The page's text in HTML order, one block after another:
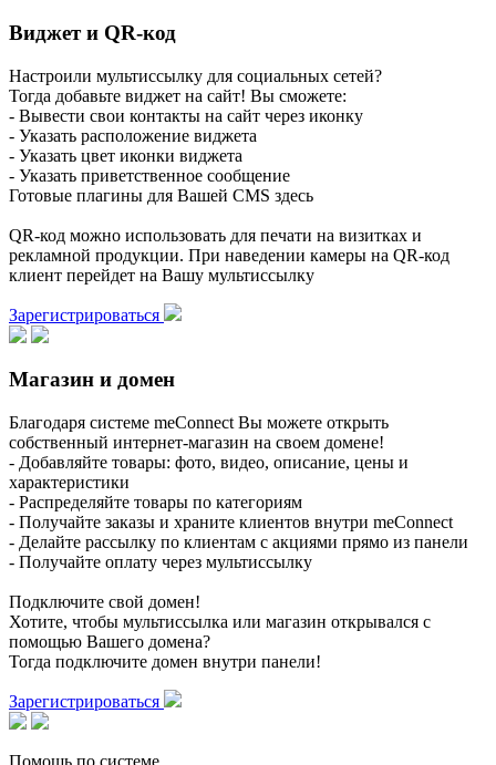
Виджет и QR-код
Настроили мультиссылку для социальных сетей?
Тогда добавьте виджет на сайт! Вы сможете:
- Вывести свои контакты на сайт через иконку
- Указать расположение виджета
- Указать цвет иконки виджета
- Указать приветственное сообщение
Готовые плагины для Вашей CMS здесь
QR-код можно использовать для печати на визитках и
рекламной продукции. При наведении камеры на QR-код
клиент перейдет на Вашу мультиссылку
Зарегистрироваться
Магазин и домен
Благодаря системе meConnect Вы можете открыть
собственный интернет-магазин на своем домене!
- Добавляйте товары: фото, видео, описание, цены и
характеристики
- Распределяйте товары по категориям
- Получайте заказы и храните клиентов внутри meConnect
- Делайте рассылку по клиентам с акциями прямо из панели
- Получайте оплату через мультиссылку
Подключите свой домен!
Хотите, чтобы мультиссылка или магазин открывался с
помощью Вашего домена?
Тогда подключите домен внутри панели!
Зарегистрироваться
Помощь по системе